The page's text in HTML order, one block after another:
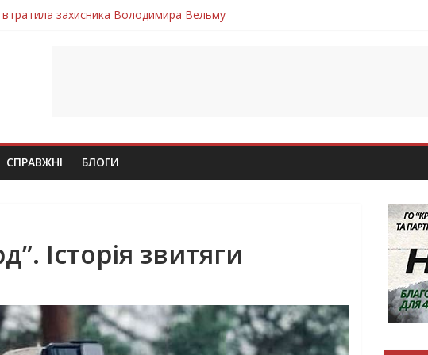
захисника Володимира Вельму
скорботі: на щиті повертається воїн Володимир Паламарчук
бойового завдання загинув захисник Юрій Пушкар з Тернопільщини
молодий захисник Дмитро Березко з Тернопільщини
СПРАВЖНІ БЛОГИ
Історія звитяги